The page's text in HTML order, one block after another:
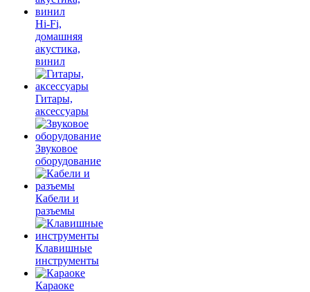
Hi-Fi,
домашняя
акустика,
винил
Гитары,
аксессуары
Звуковое
оборудование
Кабели и
разъемы
Клавишные
инструменты
Караоке